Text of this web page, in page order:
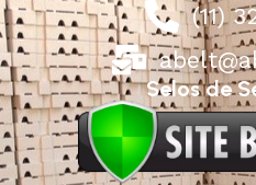
(11)
Selos de